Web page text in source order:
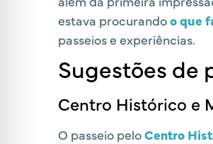
estava procurandoo que
passeios e experiências.
Sugestões de
Centro Histórico e
O passeio peloCentro